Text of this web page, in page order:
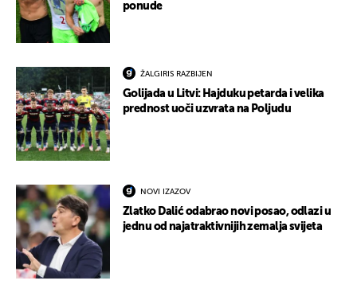
ponude
ŽALGIRIS RAZBIJEN
Golijada u Litvi: Hajduku petarda i velika
prednost uoči uzvrata na Poljudu
NOVI IZAZOV
Zlatko Dalić odabrao novi posao, odlazi u
jednu od najatraktivnijih zemalja svijeta